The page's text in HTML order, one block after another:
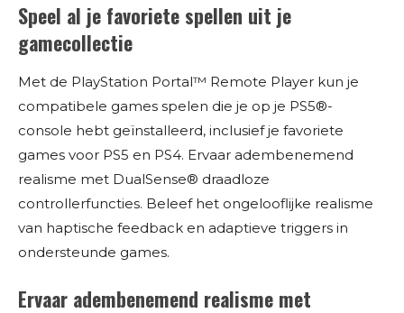
Speel al je favoriete spellen uit je
gamecollectie
Met de PlayStation Portal™ Remote Player kun je
compatibele games spelen die je op je PS5®-
console hebt geïnstalleerd, inclusief je favoriete
games voor PS5 en PS4. Ervaar adembenemend
realisme met DualSense® draadloze
controllerfuncties. Beleef het ongelooflijke realisme
van haptische feedback en adaptieve triggers in
ondersteunde games.
Ervaar adembenemend realisme met